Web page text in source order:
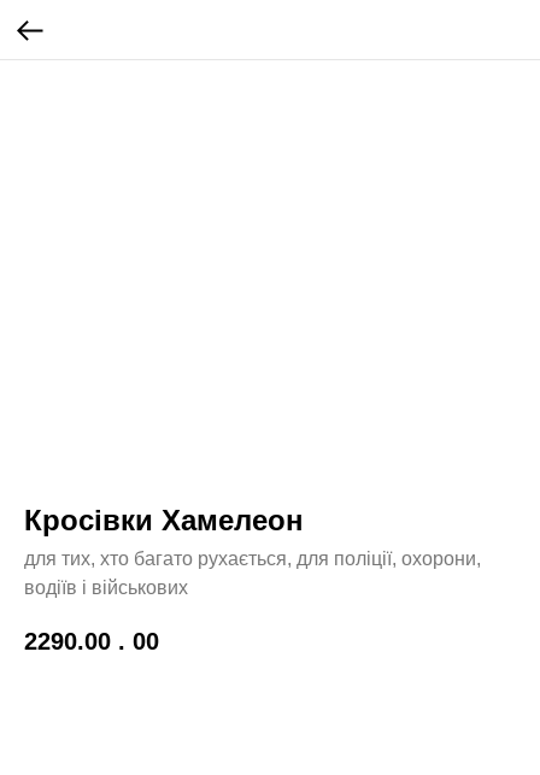
Кросівки Хамелеон
для тих, хто багато рухається, для поліції, охорони,
водіїв і військових
2290.00 . 00